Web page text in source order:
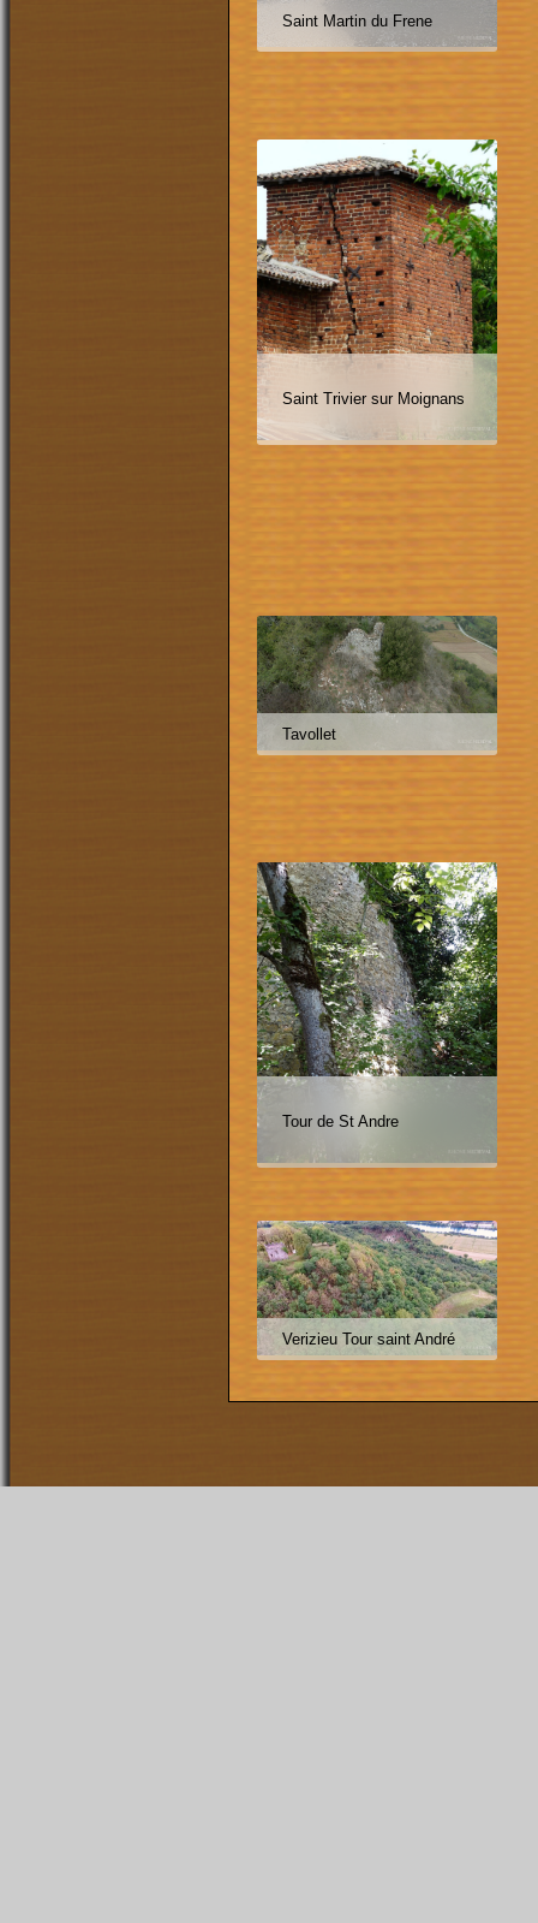
Saint Martin du Frene
Saint Trivier sur Moignans
Tavollet
Tour de St Andre
Verizieu Tour saint André